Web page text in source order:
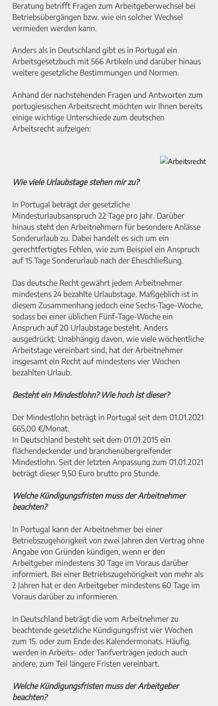
Beratung betrifft Fragen zum Arbeitgeberwechsel bei
Betriebsübergängen bzw. wie ein solcher Wechsel
vermieden werden kann.
Anders als in Deutschland gibt es in Portugal ein
Arbeitsgesetzbuch mit 566 Artikeln und darüber hinaus
weitere gesetzliche Bestimmungen und Normen.
Anhand der nachstehenden Fragen und Antworten zum
portugiesischen Arbeitsrecht möchten wir Ihnen bereits
einige wichtige Unterschiede zum deutschen
Arbeitsrecht aufzeigen:
Wie viele Urlaubstage stehen mir zu?
In Portugal beträgt der gesetzliche
Mindesturlaubsanspruch 22 Tage pro Jahr. Darüber
hinaus steht den Arbeitnehmern für besondere Anlässe
Sonderurlaub zu. Dabei handelt es sich um ein
gerechtfertigtes Fehlen, wie zum Beispiel ein Anspruch
auf 15 Tage Sonderurlaub nach der Eheschließung.
Das deutsche Recht gewährt jedem Arbeitnehmer
mindestens 24 bezahlte Urlaubstage. Maßgeblich ist in
diesem Zusammenhang jedoch eine Sechs-Tage-Woche,
sodass bei einer üblichen Fünf-Tage-Woche ein
Anspruch auf 20 Urlaubstage besteht. Anders
ausgedrückt: Unabhängig davon, wie viele wöchentliche
Arbeitstage vereinbart sind, hat der Arbeitnehmer
insgesamt ein Recht auf mindestens vier Wochen
bezahlten Urlaub.
Besteht ein Mindestlohn? Wie hoch ist dieser?
Der Mindestlohn beträgt in Portugal seit dem 01.01.2021
665,00 €/Monat.
In Deutschland besteht seit dem 01.01.2015 ein
flächendeckender und branchenübergreifender
Mindestlohn. Seit der letzten Anpassung zum 01.01.2021
beträgt dieser 9,50 Euro brutto pro Stunde.
Welche Kündigungsfristen muss der Arbeitnehmer
beachten?
In Portugal kann der Arbeitnehmer bei einer
Betriebszugehörigkeit von zwei Jahren den Vertrag ohne
Angabe von Gründen kündigen, wenn er den
Arbeitgeber mindestens 30 Tage im Voraus darüber
informiert. Bei einer Betriebszugehörigkeit von mehr als
2 Jahren hat er den Arbeitgeber mindestens 60 Tage im
Voraus darüber zu informieren.
In Deutschland beträgt die vom Arbeitnehmer zu
beachtende gesetzliche Kündigungsfrist vier Wochen
zum 15. oder zum Ende des Kalendermonats. Häufig
werden in Arbeits- oder Tarifverträgen jedoch auch
andere, zum Teil längere Fristen vereinbart.
Welche Kündigungsfristen muss der Arbeitgeber
beachten?